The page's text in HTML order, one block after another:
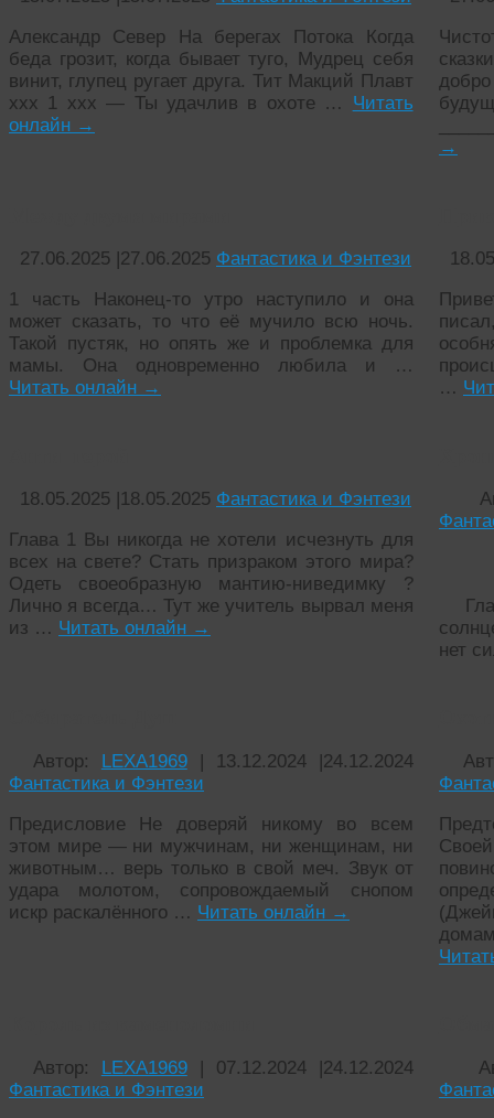
Александр Север На берегах Потока Когда
беда грозит, когда бывает туго, Мудрец себя
винит, глупец ругает друга. Тит Макций Плавт
xxx 1 xxx — Ты удачлив в охоте … Читать
онлайн →
→
27.06.2025 27.06.2025 Фантастика и Фэнтези
1 часть Наконец-то утро наступило и она
может сказать, то что её мучило всю ночь.
Такой пустяк, но опять же и проблемка для
мамы. Она одновременно любила и …
Читать онлайн →
…
18.05.2025 |18.05.2025 Фантастика и Фэнтези
Глава 1 Вы никогда не хотели исчезнуть для
всех на свете? Стать призраком этого мира?
Одеть своеобразную мантию-ниведимку ?
Лично я всегда… Тут же учитель вырвал меня
из … Читать онлайн →
нет
Автор: LEXA1969 | 13.12.2024 |24.12.2024
Фантастика и Фэнтези
Предисловие Не доверяй никому во всем
этом мире — ни мужчинам, ни женщинам, ни
животным… верь только в свой меч. Звук от
удара молотом, сопровождаемый снопом
искр раскалённого … Читать онлайн →
Автор: LEXA1969 | 07.12.2024 |24.12.2024
Фантастика и Фэнтези